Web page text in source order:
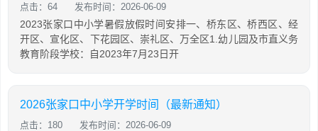
点击：64 发布时间：2026-06-09
2023张家口中小学暑假放假时间安排一、桥东区、桥西区、经
开区、宣化区、下花园区、崇礼区、万全区1.幼儿园及市直义务
教育阶段学校：自2023年7月23日开
2026张家口中小学开学时间（最新通知）
点击：180 发布时间：2026-06-09